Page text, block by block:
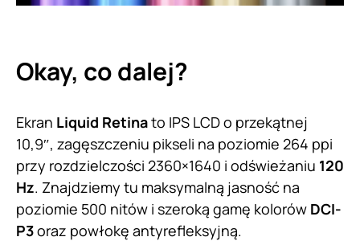
Okay, co dalej?
Ekran Liquid Retinato IPS LCD o przekątnej
10,9″, zagęszczeniu pikseli na poziomie 264 ppi
przy rozdzielczości 2360×1640 i odświeżaniu 120
Hz. Znajdziemy tu maksymalną jasność na
poziomie 500 nitów i szeroką gamę kolorów DCI-
P3oraz powłokę antyrefleksyjną.